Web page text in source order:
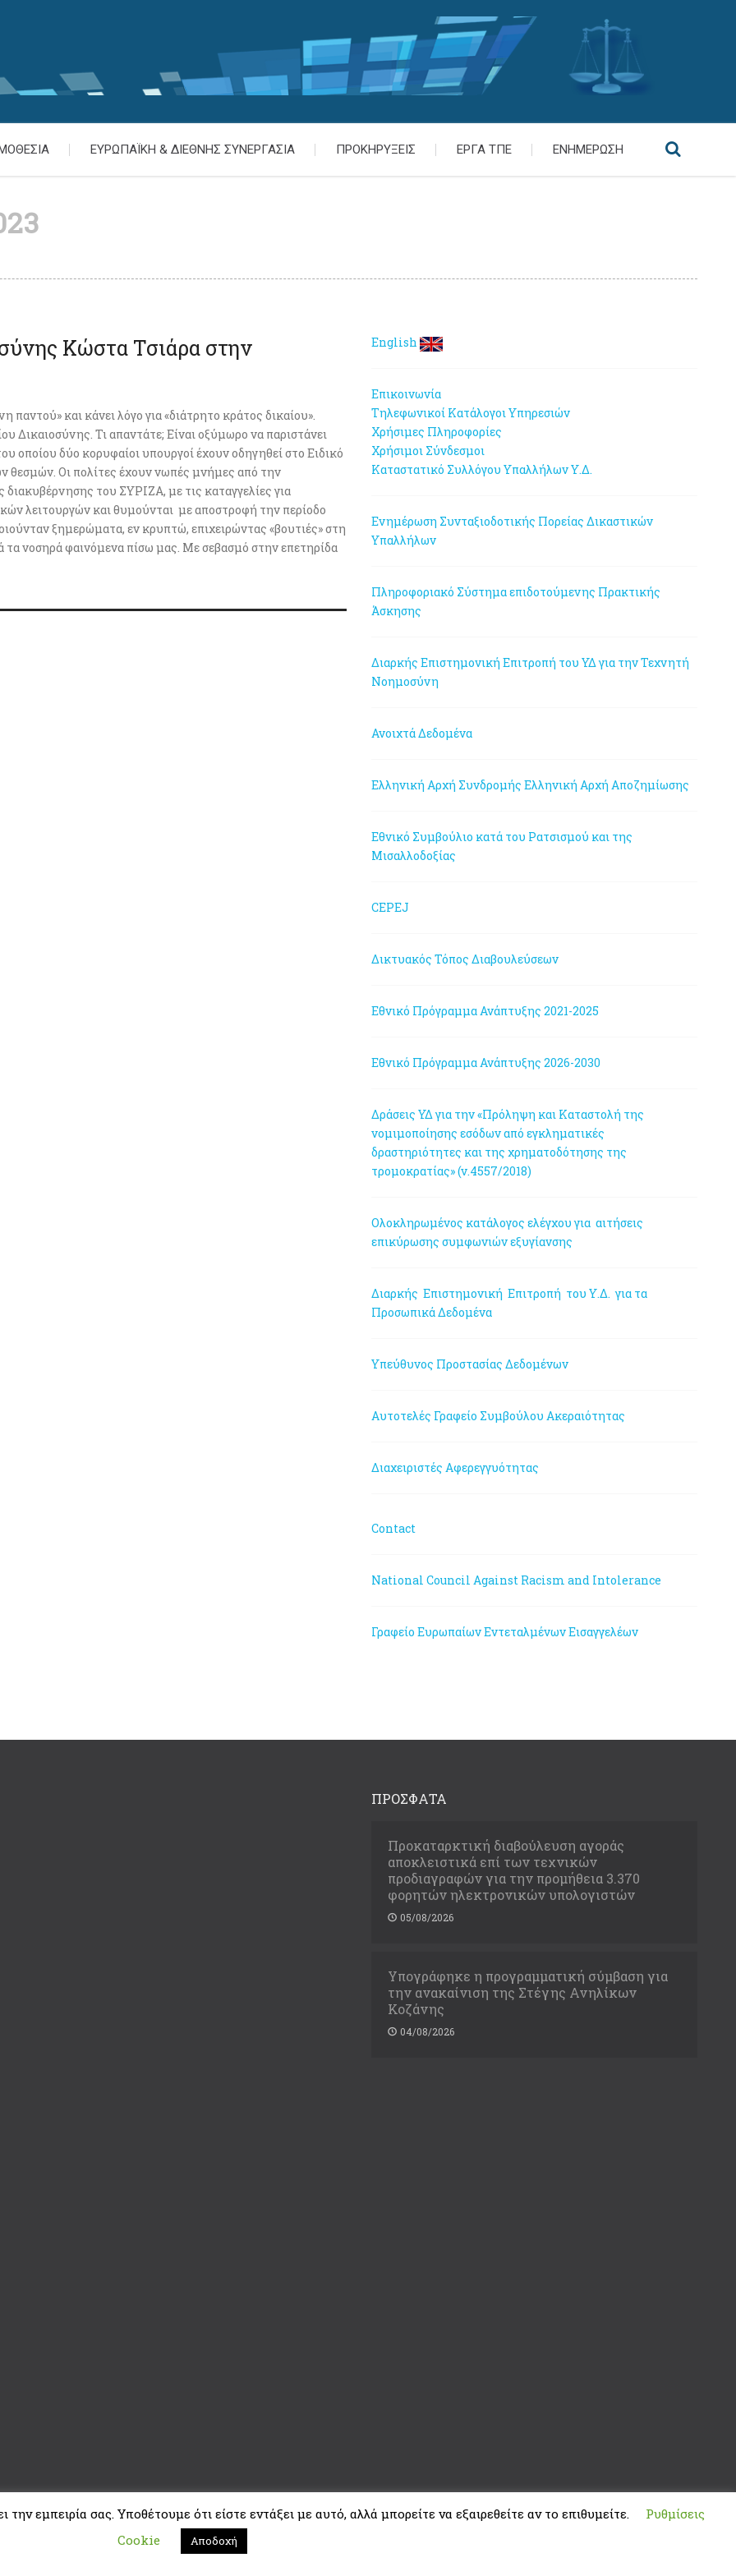
ΕΥΡΩΠΑΪΚΗ & ΔΙΕΘΝΗΣ ΣΥΝΕΡΓΑΣΙΑ ΠΡΟΚΗΡΥΞΕΙΣ ΕΡΓΑ ΤΠΕ ΕΝΗΜΕΡΩΣΗ
Κώστα Τσιάρα στην
και κάνει λόγο για «διάτρητο κράτος δικαίου».
Δικαιοσύνης. Τι απαντάτε; Είναι οξύμωρο να παριστάνει
δύο κορυφαίοι υπουργοί έχουν οδηγηθεί στο Ειδικό
θεσμών. Οι πολίτες έχουν νωπές μνήμες από την
του ΣΥΡΙΖΑ, με τις καταγγελίες για
λειτουργών και θυμούνται με αποστροφή την περίοδο
ξημερώματα, εν κρυπτώ, επιχειρώντας «βουτιές» στη
τα νοσηρά φαινόμενα πίσω μας. Με σεβασμό στην επετηρίδα
English
Επικοινωνία
Τηλεφωνικοί Κατάλογοι Υπηρεσιών
Χρήσιμες Πληροφορίες
Χρήσιμοι Σύνδεσμοι
Καταστατικό Συλλόγου Υπαλλήλων Υ.Δ.
Ενημέρωση Συνταξιοδοτικής Πορείας Δικαστικών
Υπαλλήλων
Πληροφοριακό Σύστημα επιδοτούμενης Πρακτικής
Άσκησης
Διαρκής Επιστημονική Επιτροπή του ΥΔ για την Τεχνητή
Νοημοσύνη
Ανοιχτά Δεδομένα
Ελληνική Αρχή Συνδρομής Ελληνική Αρχή Αποζημίωσης
Εθνικό Συμβούλιο κατά του Ρατσισμού και της
Μισαλλοδοξίας
CEPEJ
Δικτυακός Τόπος Διαβουλεύσεων
Εθνικό Πρόγραμμα Ανάπτυξης 2021-2025
Εθνικό Πρόγραμμα Ανάπτυξης 2026-2030
Δράσεις ΥΔ για την «Πρόληψη και Καταστολή της
νομιμοποίησης εσόδων από εγκληματικές
δραστηριότητες και της χρηματοδότησης της
τρομοκρατίας» (ν.4557/2018)
Ολοκληρωμένος κατάλογος ελέγχου για αιτήσεις
επικύρωσης συμφωνιών εξυγίανσης
Διαρκής Επιστημονική Επιτροπή του Υ.Δ. για τα
Προσωπικά Δεδομένα
Υπεύθυνος Προστασίας Δεδομένων
Αυτοτελές Γραφείο Συμβούλου Ακεραιότητας
Διαχειριστές Αφερεγγυότητας
Contact
National Council Against Racism and Intolerance
Γραφείο Ευρωπαίων Εντεταλμένων Εισαγγελέων
ΠΡΟΣΦΑΤΑ
Προκαταρκτική διαβούλευση αγοράς
αποκλειστικά επί των τεχνικών
προδιαγραφών για την προμήθεια 3.370
φορητών ηλεκτρονικών υπολογιστών
05/08/2026
Υπογράφηκε η προγραμματική σύμβαση για
την ανακαίνιση της Στέγης Ανηλίκων
Κοζάνης
04/08/2026
εμπειρία σας. Υποθέτουμε ότι είστε εντάξει με αυτό, αλλά μπορείτε να εξαιρεθείτε αν το επιθυμείτε.
Ρυθμίσεις
Cookie
Αποδοχή